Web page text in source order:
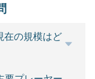
在の規模はど